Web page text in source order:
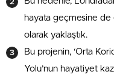
hayata geçmesine de
olarak yaklaştık.
Bu projenin, ‘Orta
Yolu’nun hayatiyet